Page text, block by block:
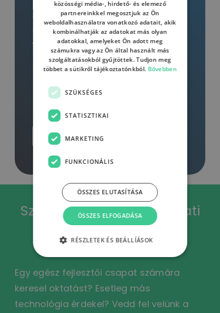
számára egyedi tematikával és a
megrendelői igények maximális
figyelembevételével.
Kérj egyedi ajánlatot!
Érdeklődöm
Személyre szabott vállalati
képzésünk érdekel?
Egy egész fejlesztői csapat számára
keresel oktatást? Esetleg más
technológia érdekel? Vedd fel velünk a
közösségi média-, hirdető- és elemező
partnereinkkel megosztjuk az Ön
weboldalhasználatra vonatkozó adatait, akik
kombinálhatják az adatokat más olyan
adatokkal, amelyeket Ön adott meg
számukra vagy az Ön által használt más
szolgáltatásokból gyűjtöttek. Tudjon meg
többet a sütikről tájékoztatónkból. Bővebben
SZÜKSÉGES
STATISZTIKAI
MARKETING
FUNKCIONÁLIS
ÖSSZES ELFOGADÁSA
ÖSSZES ELUTASÍTÁSA
RÉSZLETEK ÉS BEÁLLÍÁSOK